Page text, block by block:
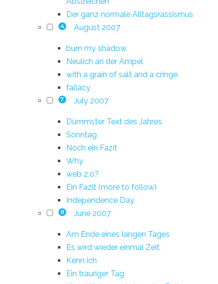
Der ganz normale Alltagsrassismus
4 August 2007
burn my shadow
Neulich an der Ampel
with a grain of salt and a cringe
fallacy
7 July 2007
Dümmster Text des Jahres
Sonntag
Noch ein Fazit
Why
web 2.0?
Ein Fazit (more to follow)
Independence Day
8 June 2007
Am Ende eines langen Tages
Es wird wieder einmal Zeit
Kenn ich
Ein trauriger Tag